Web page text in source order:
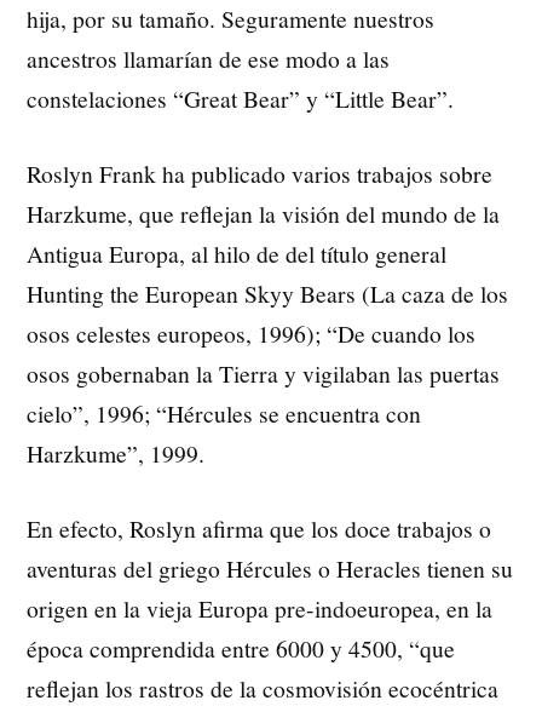
hija, por su tamaño. Seguramente nuestros
ancestros llamarían de ese modo a las
constelaciones “Great Bear” y “Little Bear”.
Roslyn Frank ha publicado varios trabajos sobre
Harzkume, que reflejan la visión del mundo de la
Antigua Europa, al hilo de del título general
Hunting the European Skyy Bears (La caza de los
osos celestes europeos, 1996); “De cuando los
osos gobernaban la Tierra y vigilaban las puertas
cielo”, 1996; “Hércules se encuentra con
Harzkume”, 1999.
En efecto, Roslyn afirma que los doce trabajos o
aventuras del griego Hércules o Heracles tienen su
origen en la vieja Europa pre-indoeuropea, en la
época comprendida entre 6000 y 4500, “que
reflejan los rastros de la cosmovisión ecocéntrica